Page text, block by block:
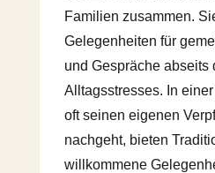
Familien zusammen.
Gelegenheiten für
und Gespräche abseits
Alltagsstresses. In
oft seinen eigenen
nachgeht, bieten
willkommene